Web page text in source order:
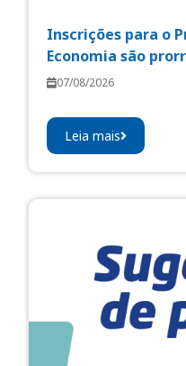
Inscrições para o
Economia são
07/08/2026
Leia mais